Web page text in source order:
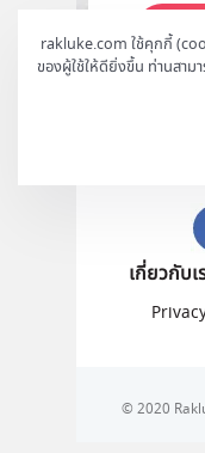
rakluke.com ใช้คุกกี้
ของผู้ใช้ให้ดียิ่งขึ้น ท่านสาม
เกี่ยวกับเ
© 2020